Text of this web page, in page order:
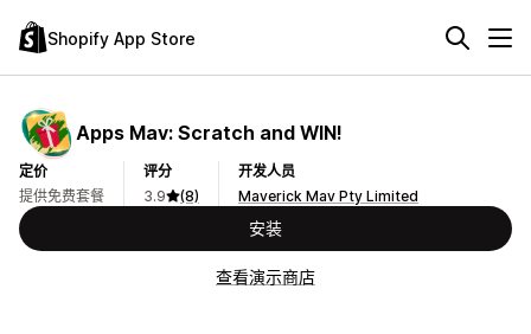
Shopify App Store
Apps Mav: Scratch and WIN!
定价
提供免费套餐
评分
3.9
(8)
开发人员
Maverick Mav Pty Limited
安装
查看演示商店